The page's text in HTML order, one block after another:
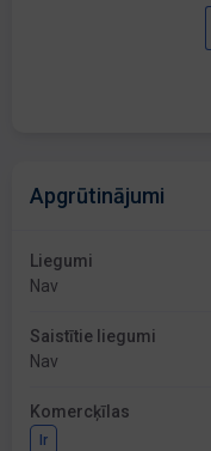
Apgrūtinājumi
Liegumi
Nav
Saistītie liegumi
Nav
Komercķīlas
Ir